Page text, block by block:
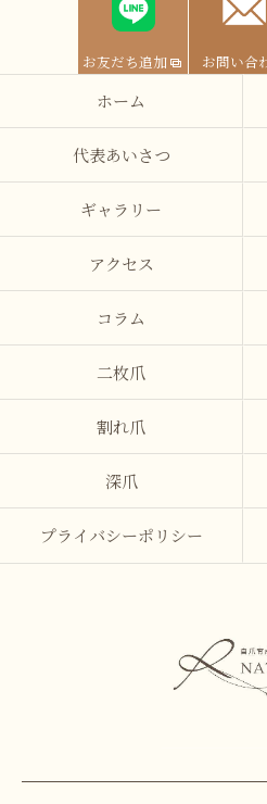
お友だち追加 お問い合
ホーム
代表あいさつ
ギャラリー
アクセス
コラム
二枚爪
割れ爪
深爪
プライバシーポリシー